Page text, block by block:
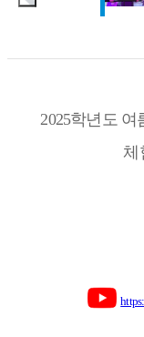
2025학년도
체